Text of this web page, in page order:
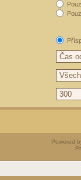
Powered